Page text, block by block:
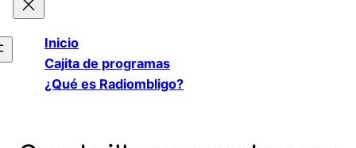
Inicio
Cajita de programas
¿Qué es Radiombligo?